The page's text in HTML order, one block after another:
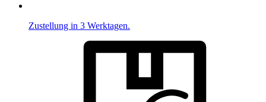
Zustellung in 3 Werktagen.